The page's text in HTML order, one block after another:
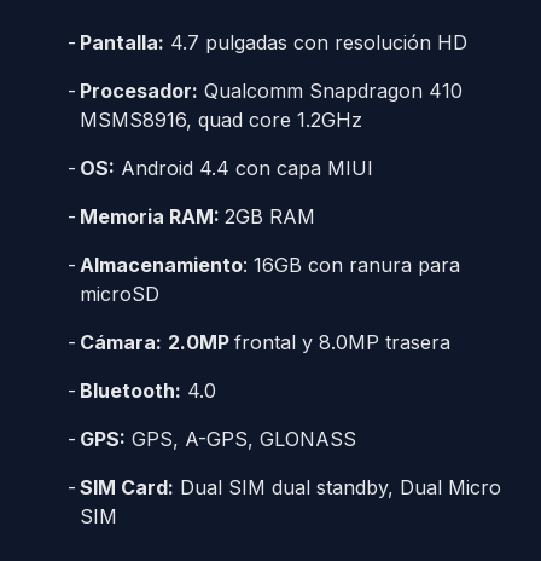
Pantalla: 4.7 pulgadas con resolución HD
Procesador: Qualcomm Snapdragon 410
MSMS8916, quad core 1.2GHz
OS: Android 4.4 con capa MIUI
Memoria RAM: 2GB RAM
Almacenamiento: 16GB con ranura para
microSD
Cámara: 2.0MP frontal y 8.0MP trasera
Bluetooth: 4.0
GPS: GPS, A-GPS, GLONASS
SIM Card: Dual SIM dual standby, Dual Micro
SIM